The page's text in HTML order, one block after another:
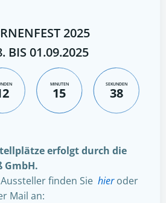
2025
BIS 01.09.2025
MINUTEN
15
SEKUNDEN
37
erfolgt durch die
GmbH.
finden Sie hieroder
Mail an: